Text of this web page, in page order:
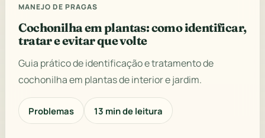
MANEJO DE PRAGAS
Cochonilha em plantas: como identificar,
tratar e evitar que volte
Guia prático de identificação e tratamento de
cochonilha em plantas de interior e jardim.
Problemas 13 min de leitura